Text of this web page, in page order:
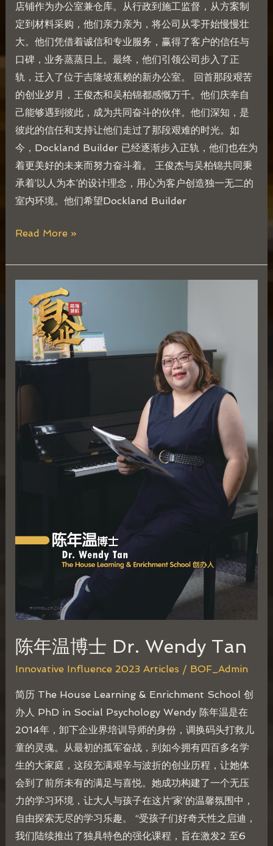
店铺作为办公室兼仓库。从行政到施工监督，从方案制
定到材料采购，他们亲力亲为，将公司从零开始慢慢壮
大。他们凭借着诚信和专业服务，赢得了客户的信任与
口碑，业务蒸蒸日上。最终，他们引领公司步入了正
轨，迁入了位于吉隆坡蕉赖的新办公室。 回首那段艰苦
的创业岁月，王俊杰和吴柏锦都感慨万千。他们庆幸自
己能够遇到彼此，成为共同奋斗的伙伴。他们深知，是
彼此的信任和支持让他们走过了那段艰难的时光。如
今，Dockland Builder 已经逐渐步入正轨，他们也在为
着更美好的未来而努力奋斗着。 王俊杰与吴柏锦共同秉
承着‘以人为本’的设计理念，用心为客户创造独一无二的
室内环境。他们希望Dockland Builder
Read More »
陈年温博士 Dr. Wendy Tan
Innovative Influence 2023 Articles / BOF_Admin
简历 The House Learning & Enrichment School 创
办人 PhD in Social Psychology Wendy 陈年温是在
2014年，卸下企业界培训导师的身份，调换码头打救儿
童的灵魂。从最初的孤军奋战，到如今拥有四百多名学
生的大家庭，这段充满艰辛与波折的创业历程，让她体
会到了前所未有的满足与喜悦。她成功构建了一个无压
力的学习环境，让大人与孩子在这片‘家’的温馨氛围中，
自由探索无尽的学习乐趣。 “受孩子们好奇天性之启迪，
我们陆续推出了独具特色的强化课程，旨在激发2 至6
士
Wendy